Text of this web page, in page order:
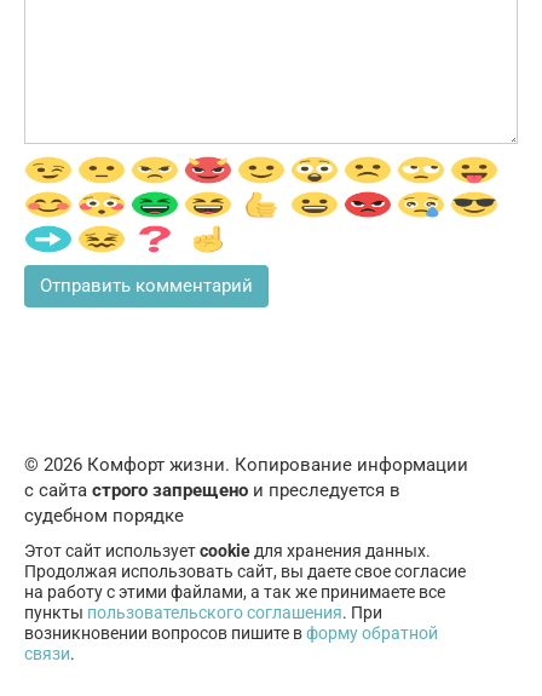
© 2026 Комфорт жизни. Копирование информации
с сайта строго запрещено и преследуется в
судебном порядке
Этот сайт используетcookie для хранения данных.
Продолжая использовать сайт, вы даете свое согласие
на работу с этими файлами, а так же принимаете все
пункты пользовательского соглашения. При
возникновении вопросов пишите вформу обратной
связи.